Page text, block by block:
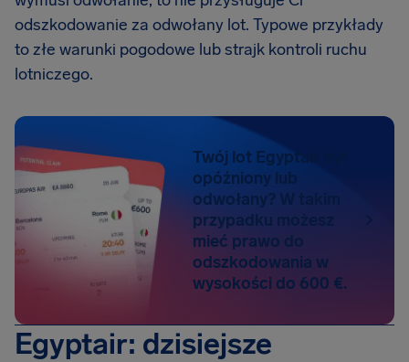
odszkodowanie za odwołany lot. Typowe przykłady
to złe warunki pogodowe lub strajk kontroli ruchu
lotniczego.
Twój lot Egyptair był
opóźniony lub
odwołany? W takim
przypadku możesz
mieć prawo do
odszkodowania w
wysokości do 600 €.
Egyptair: dzisiejsze